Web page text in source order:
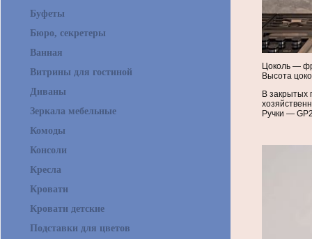
Буфеты
Бюро, секретеры
Ванная
Витрины для гостиной
Диваны
Зеркала мебельные
Комоды
Консоли
Кресла
Кровати
Кровати детские
Подставки для цветов
Цоколь —
Высота
В закрытых
Ручки —